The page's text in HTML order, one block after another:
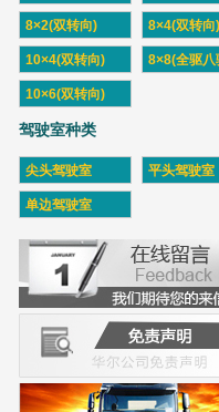
8×2(双转向) 8×4(双转向)
10×4(双转向) 8×8(全驱八
10×6(双转向)
驾驶室种类
尖头驾驶室 平头驾驶室
单边驾驶室